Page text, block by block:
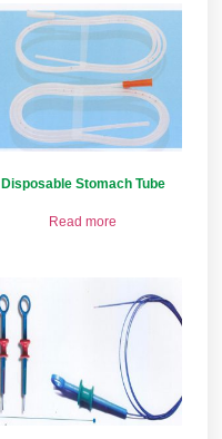
Disposable Stomach Tube
Read more